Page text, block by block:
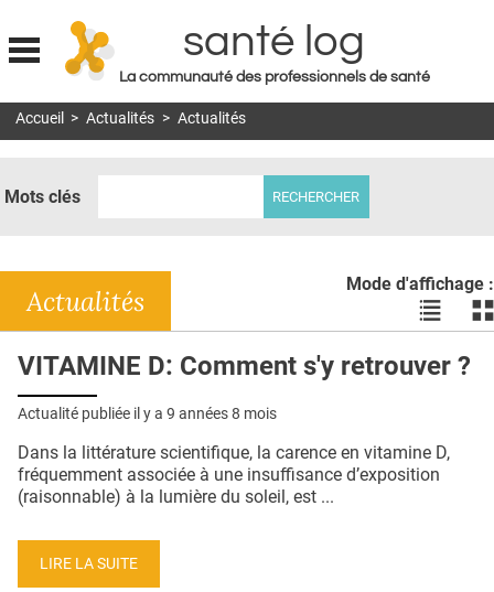
Jump to navigation
santé log
La communauté des professionnels de santé
MON COMPTE
DOSSIERS
RÉSEAUX
E-REVUE SAD
THÉMA
L'APP
QUI SOMMES-NOUS ?
Accueil > Actualités > Actualités
Mots clés
Mode d'affichage :
Voir
les
en
les
Actualités
VITAMINE D: Comment s'y retrouver ?
Actualité publiée il y a 9 années 8 mois
Dans la littérature scientifique, la carence en vitamine D,
fréquemment associée à une insuffisance d’exposition
(raisonnable) à la lumière du soleil, est ...
LIRE LA SUITE